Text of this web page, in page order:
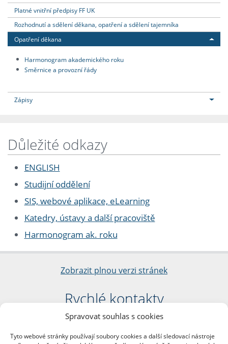
Spravovat souhlas s cookies
Tyto webové stránky používají soubory cookies a další sledovací nástroje
Platné vnitřní předpisy FF UK
Rozhodnutí a sdělení děkana, opatření a sdělení tajemníka
Opatření děkana
Harmonogram akademického roku
Směrnice a provozní řády
Zápisy
Důležité odkazy
ENGLISH
Studijní oddělení
SIS, webové aplikace, eLearning
Katedry, ústavy a další pracoviště
Harmonogram ak. roku
Zobrazit plnou verzi stránek
Rychlé kontakty
Filozofická fakulta
nám. Jana Palacha 1/2